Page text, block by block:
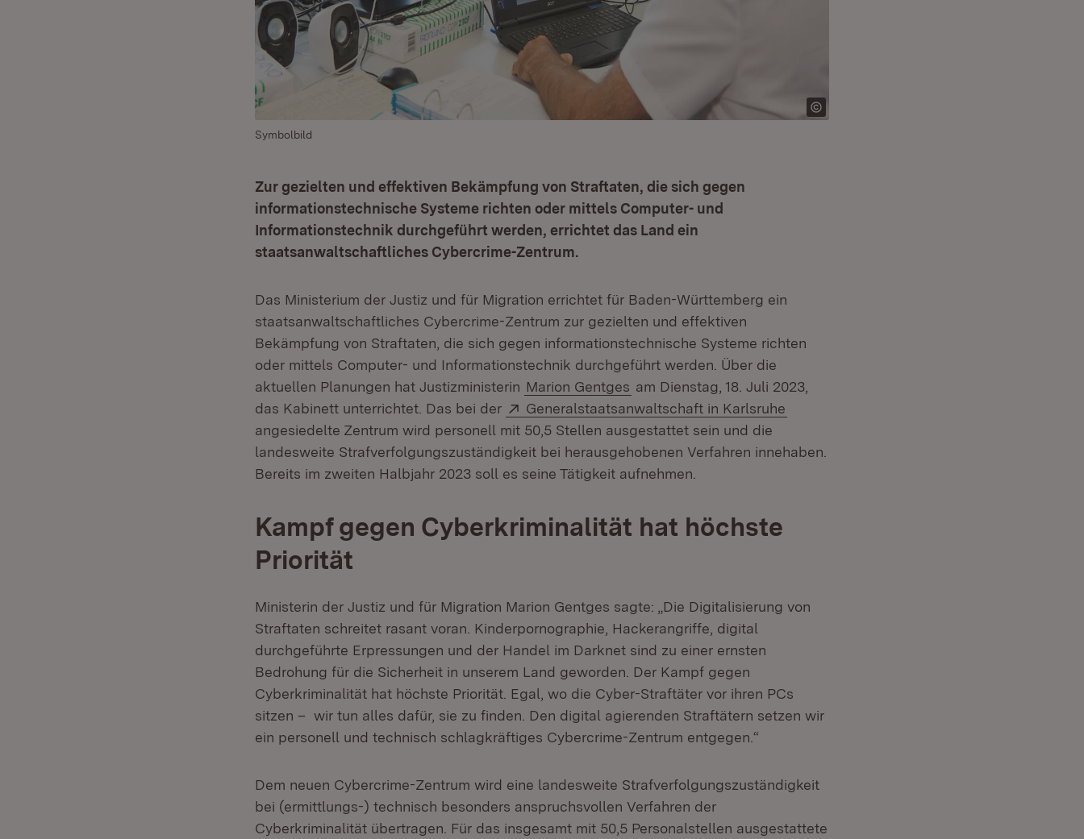
Symbolbild
Zur gezielten und effektiven Bekämpfung von Straftaten, die sich gegen
informationstechnische Systeme richten oder mittels Computer- und
Informationstechnik durchgeführt werden, errichtet das Land ein
staatsanwaltschaftliches Cybercrime-Zentrum.
Das Ministerium der Justiz und für Migration errichtet für Baden-Württemberg ein
staatsanwaltschaftliches Cybercrime-Zentrum zur gezielten und effektiven
Bekämpfung von Straftaten, die sich gegen informationstechnische Systeme richten
oder mittels Computer- und Informationstechnik durchgeführt werden. Über die
aktuellen Planungen hat Justizministerin Marion Gentges am Dienstag, 18. Juli 2023,
das Kabinett unterrichtet. Das bei der
Extern:
Generalstaatsanwaltschaft in Karlsruhe
angesiedelte Zentrum wird personell mit 50,5 Stellen ausgestattet sein und die
landesweite Strafverfolgungszuständigkeit bei herausgehobenen Verfahren innehaben.
Bereits im zweiten Halbjahr 2023 soll es seine Tätigkeit aufnehmen.
Kampf gegen Cyberkriminalität hat höchste
Priorität
Ministerin der Justiz und für Migration Marion Gentges sagte: „Die Digitalisierung von
Straftaten schreitet rasant voran. Kinderpornographie, Hackerangriffe, digital
durchgeführte Erpressungen und der Handel im Darknet sind zu einer ernsten
Bedrohung für die Sicherheit in unserem Land geworden. Der Kampf gegen
Cyberkriminalität hat höchste Priorität. Egal, wo die Cyber-Straftäter vor ihren PCs
sitzen – wir tun alles dafür, sie zu finden. Den digital agierenden Straftätern setzen wir
ein personell und technisch schlagkräftiges Cybercrime-Zentrum entgegen.“
Dem neuen Cybercrime-Zentrum wird eine landesweite Strafverfolgungszuständigkeit
bei (ermittlungs-) technisch besonders anspruchsvollen Verfahren der
Cyberkriminalität übertragen. Für das insgesamt mit 50,5 Personalstellen ausgestattete